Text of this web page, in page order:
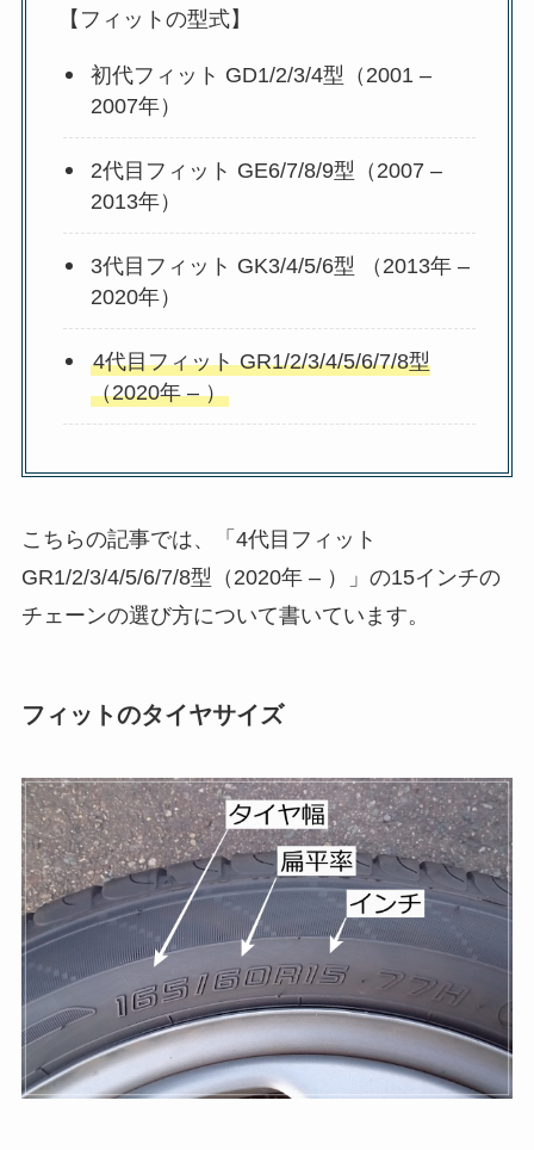
【フィットの型式】
初代フィット GD1/2/3/4型（2001 –
2007年）
2代目フィット GE6/7/8/9型（2007 –
2013年）
3代目フィット GK3/4/5/6型 （2013年 –
2020年）
4代目フィット GR1/2/3/4/5/6/7/8型
（2020年 – ）
こちらの記事では、「4代目フィット
GR1/2/3/4/5/6/7/8型（2020年 – ）」の15インチの
チェーンの選び方について書いています。
フィットのタイヤサイズ